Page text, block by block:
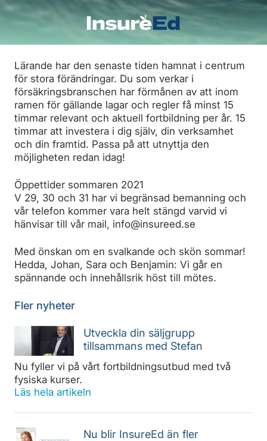
Lärande har den senaste tiden hamnat i centrum
för stora förändringar. Du som verkar i
försäkringsbranschen har förmånen av att inom
ramen för gällande lagar och regler få minst 15
timmar relevant och aktuell fortbildning per år. 15
timmar att investera i dig själv, din verksamhet
och din framtid. Passa på att utnyttja den
möjligheten redan idag!
Öppettider sommaren 2021
V 29, 30 och 31 har vi begränsad bemanning och
vår telefon kommer vara helt stängd varvid vi
hänvisar till vår mail, info@insureed.se
Med önskan om en svalkande och skön sommar!
Hedda, Johan, Sara och Benjamin: Vi går en
spännande och innehållsrik höst till mötes.
Fler nyheter
Utveckla din säljgrupp
tillsammans med Stefan
Nu fyller vi på vårt fortbildningsutbud med två
fysiska kurser.
Läs hela artikeln
Nu blir InsureEd än fler